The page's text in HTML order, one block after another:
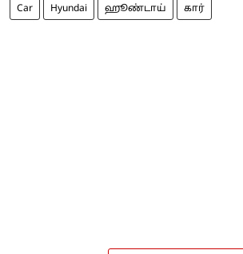
Car Hyundai ஹூண்டாய் கார்